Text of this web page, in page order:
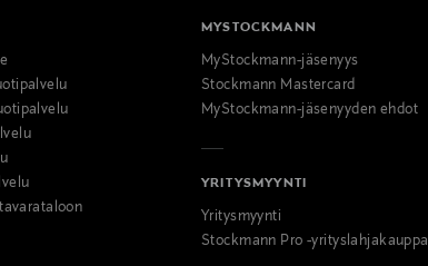
MYSTOCKMANN
MyStockmann-jäsenyys
Stockmann Mastercard
MyStockmann-jäsenyyden ehdot
YRITYSMYYNTI
Yritysmyynti
Stockmann Pro -yrityslahjakauppa